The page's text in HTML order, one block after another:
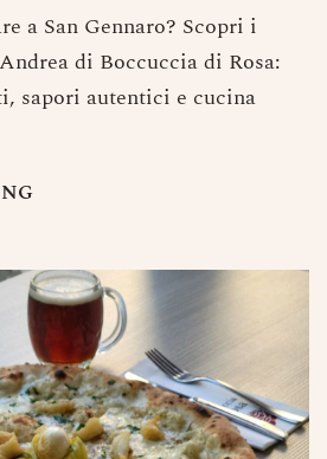
a San Gennaro? Scopri i
di Boccuccia di Rosa:
sapori autentici e cucina
NG